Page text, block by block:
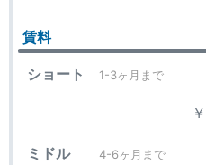
賃料
ショート 1-3ヶ月まで
￥
ミドル 4-6ヶ月まで